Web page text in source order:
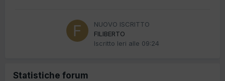
NUOVO ISCRITTO
FILIBERTO
Iscritto Ieri alle 09:24
Statistiche forum